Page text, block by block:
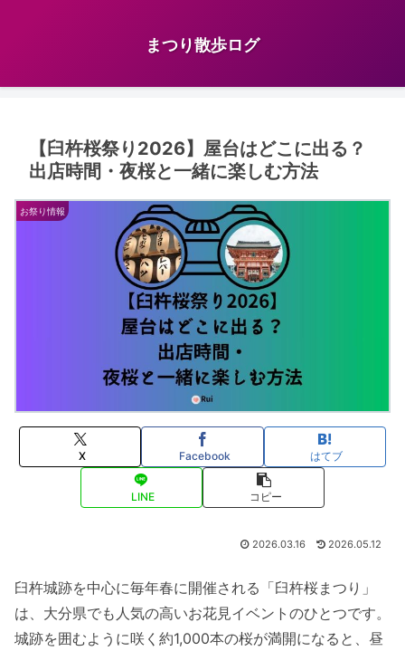
まつり散歩ログ
【臼杵桜祭り2026】屋台はどこに出る？
出店時間・夜桜と一緒に楽しむ方法
お祭り情報
X Facebook はてブ
LINE コピー
2026.03.16 2026.05.12
臼杵城跡を中心に毎年春に開催される「臼杵桜まつり」
は、大分県でも人気の高いお花見イベントのひとつです。
城跡を囲むように咲く約1,000本の桜が満開になると、昼